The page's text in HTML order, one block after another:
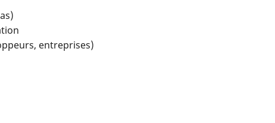
entreprises)